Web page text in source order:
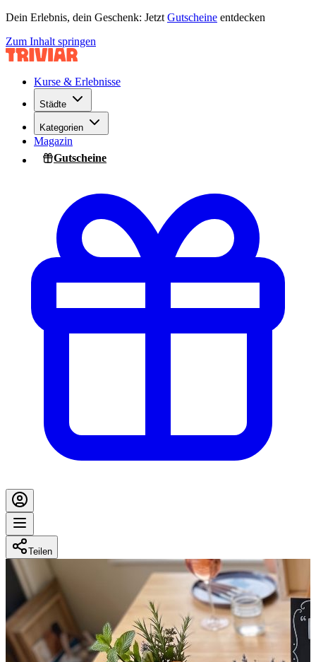
Dein Erlebnis, dein Geschenk: Jetzt Gutscheine entdecken
Zum Inhalt springen
Kurse & Erlebnisse
Städte
Kategorien
Magazin
Gutscheine
Teilen